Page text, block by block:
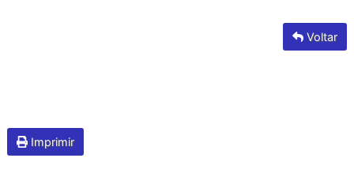
Voltar
Imprimir